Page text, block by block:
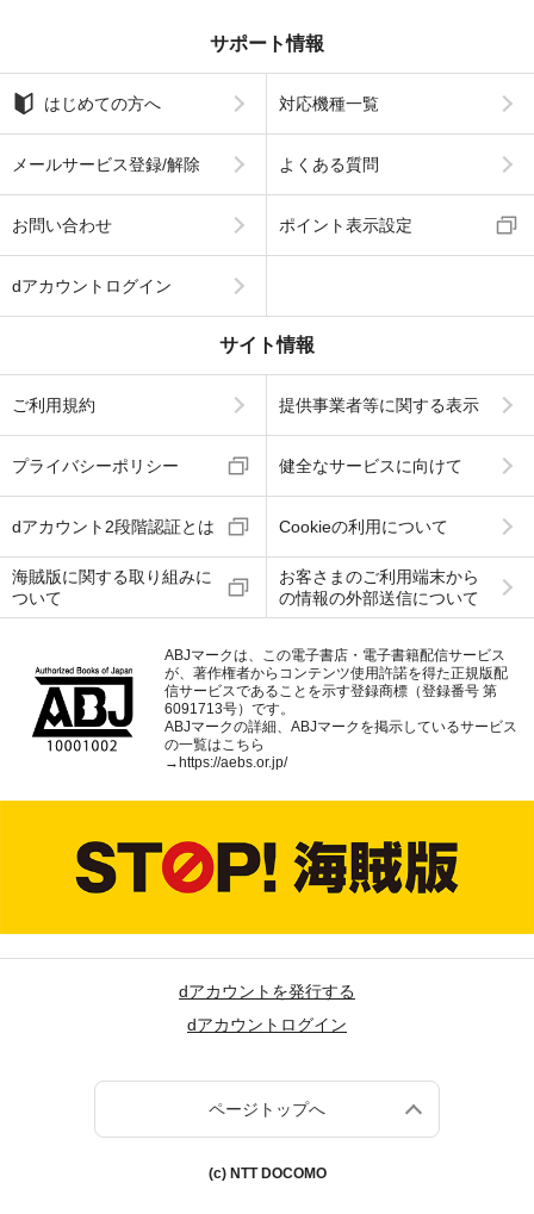
サポート情報
はじめての方へ 対応機種一覧
メールサービス登録/解除 よくある質問
お問い合わせ ポイント表示設定
dアカウントログイン
サイト情報
ご利用規約 提供事業者等に関する表示
プライバシーポリシー 健全なサービスに向けて
dアカウント2段階認証とは Cookieの利用について
海賊版に関する取り組みに
ついて
お客さまのご利用端末から
の情報の外部送信について
ABJマークは、この電子書店・電子書籍配信サービス
が、著作権者からコンテンツ使用許諾を得た正規版配
信サービスであることを示す登録商標（登録番号 第
6091713号）です。
ABJマークの詳細、ABJマークを掲示しているサービス
の一覧はこちら
→ https://aebs.or.jp/
dアカウントを発行する
dアカウントログイン
ページトップへ
(c) NTT DOCOMO